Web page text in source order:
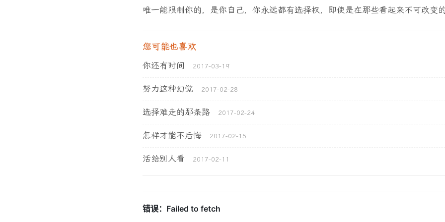
唯一能限制你的，是你自己，你永远都有选择权，即使是在那些看起来不可改变的
您可能也喜欢
你还有时间 2017-03-19
努力这种幻觉 2017-02-28
选择难走的那条路 2017-02-24
怎样才能不后悔 2017-02-15
活给别人看 2017-02-11